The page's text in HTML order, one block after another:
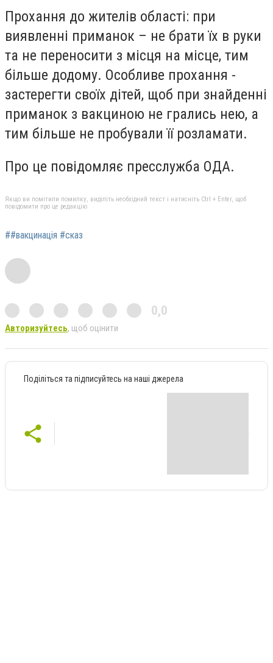
Прохання до жителів області: при
виявленні приманок – не брати їх в руки
та не переносити з місця на місце, тим
більше додому. Особливе прохання -
застерегти своїх дітей, щоб при знайденні
приманок з вакциною не грались нею, а
тим більше не пробували її розламати.
Про це повідомляє пресслужба ОДА.
Якщо ви помітили помилку, виділіть необхідний текст і натисніть Ctrl + Enter, щоб
повідомити про це редакцію
##вакцинація #сказ
0,0
Авторизуйтесь, щоб оцінити
Поділіться та підписуйтесь на наші джерела